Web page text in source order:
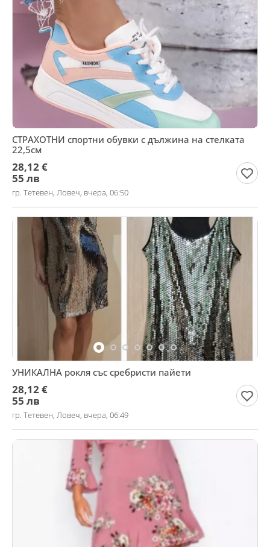
СТРАХОТНИ спортни обувки с дължина на стелката
22,5см
28,12 €
55 лв
гр. Тетевен, Ловеч, вчера, 06:50
УНИКАЛНА рокля със сребристи пайети
28,12 €
55 лв
гр. Тетевен, Ловеч, вчера, 06:49